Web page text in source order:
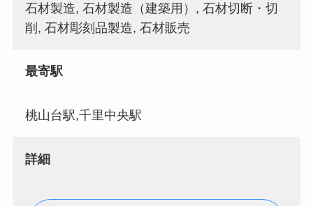
石材製造, 石材製造（建築用）, 石材切断・切
削, 石材彫刻品製造, 石材販売
最寄駅
桃山台駅,千里中央駅
詳細